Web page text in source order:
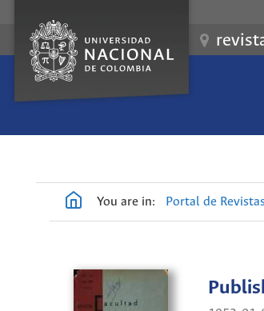
You are in: Portal de